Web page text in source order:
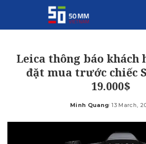
Leica thông báo khách
đặt mua trước chiếc
19.000$
Posted
Minh Quang 13 March,